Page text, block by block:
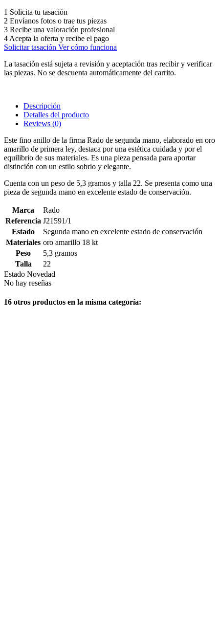
1 Solicita tu tasación
2 Envíanos fotos o trae tus piezas
3 Recibe una valoración profesional
4 Acepta la oferta y recibe el pago
Solicitar tasación Ver cómo funciona
La tasación está sujeta a revisión y aceptación tras recibir y verificar
las piezas. No se descuenta automáticamente del carrito.
Descripción
Detalles del producto
Reviews (0)
Este fino anillo de la firma Rado de segunda mano, elaborado en oro
amarillo de primera ley, destaca por una estética cuidada y por el
equilibrio de sus materiales. Es una pieza pensada para aportar
distinción con un estilo sobrio y elegante.
Cuenta con un peso de 5,3 gramos y talla 22. Se presenta como una
pieza de segunda mano en excelente estado de conservación.
Marca
Rado
Referencia J21591/1
Estado
Segunda mano en excelente estado de conservación
Materiales oro amarillo 18 kt
Peso
5,3 gramos
Talla
22
Estado Novedad
No hay reseñas
16 otros productos en la misma categoría: